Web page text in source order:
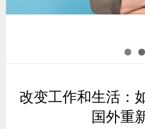
改变工作和生活：
国外重